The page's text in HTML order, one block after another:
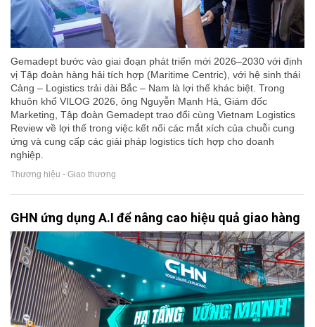
Gemadept bước vào giai đoạn phát triển mới 2026–2030 với định
vị Tập đoàn hàng hải tích hợp (Maritime Centric), với hệ sinh thái
Cảng – Logistics trải dài Bắc – Nam là lợi thế khác biệt. Trong
khuôn khổ VILOG 2026, ông Nguyễn Mạnh Hà, Giám đốc
Marketing, Tập đoàn Gemadept trao đổi cùng Vietnam Logistics
Review về lợi thế trong việc kết nối các mắt xích của chuỗi cung
ứng và cung cấp các giải pháp logistics tích hợp cho doanh
nghiệp.
Thương hiệu - Giao thương
GHN ứng dụng A.I để nâng cao hiệu quả giao hàng